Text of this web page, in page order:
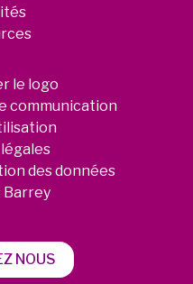
le logo
communication
des données
Barrey
NOUS